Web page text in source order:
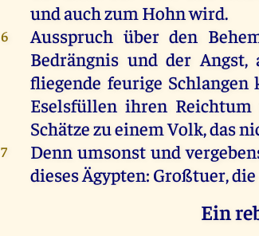
undauchzum Hohnwird.
6 Ausspruch über den
Bedrängnis und der Angst,
fliegende feurige Schlangen
Eselsfüllen ihren Reichtum
Schätzezu einem Volk,das
7 Denn umsonst und
diesesÄgypten: Großtuer,die
Ein